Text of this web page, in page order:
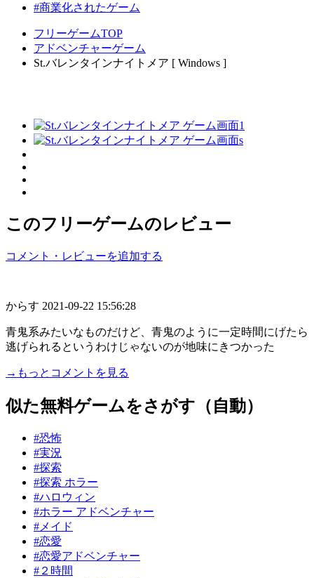
#商業化されたゲーム
フリーゲームTOP
アドベンチャーゲーム
St.バレンタインナイトメア [ Windows ]
このフリーゲームのレビュー
コメント・レビューを追加する
からす 2021-09-22 15:56:28
青鬼系みたいなものだけど、青鬼のように一定時間にげたら
逃げられるというわけじゃないのが地味にきつかった
→もっとコメントを見る
似た無料ゲームをさがす（自動）
#恐怖
#実況
#探索
#探索 ホラー
#ハロウィン
#ホラー アドベンチャー
#メイド
#恋愛
#恋愛アドベンチャー
#２時間